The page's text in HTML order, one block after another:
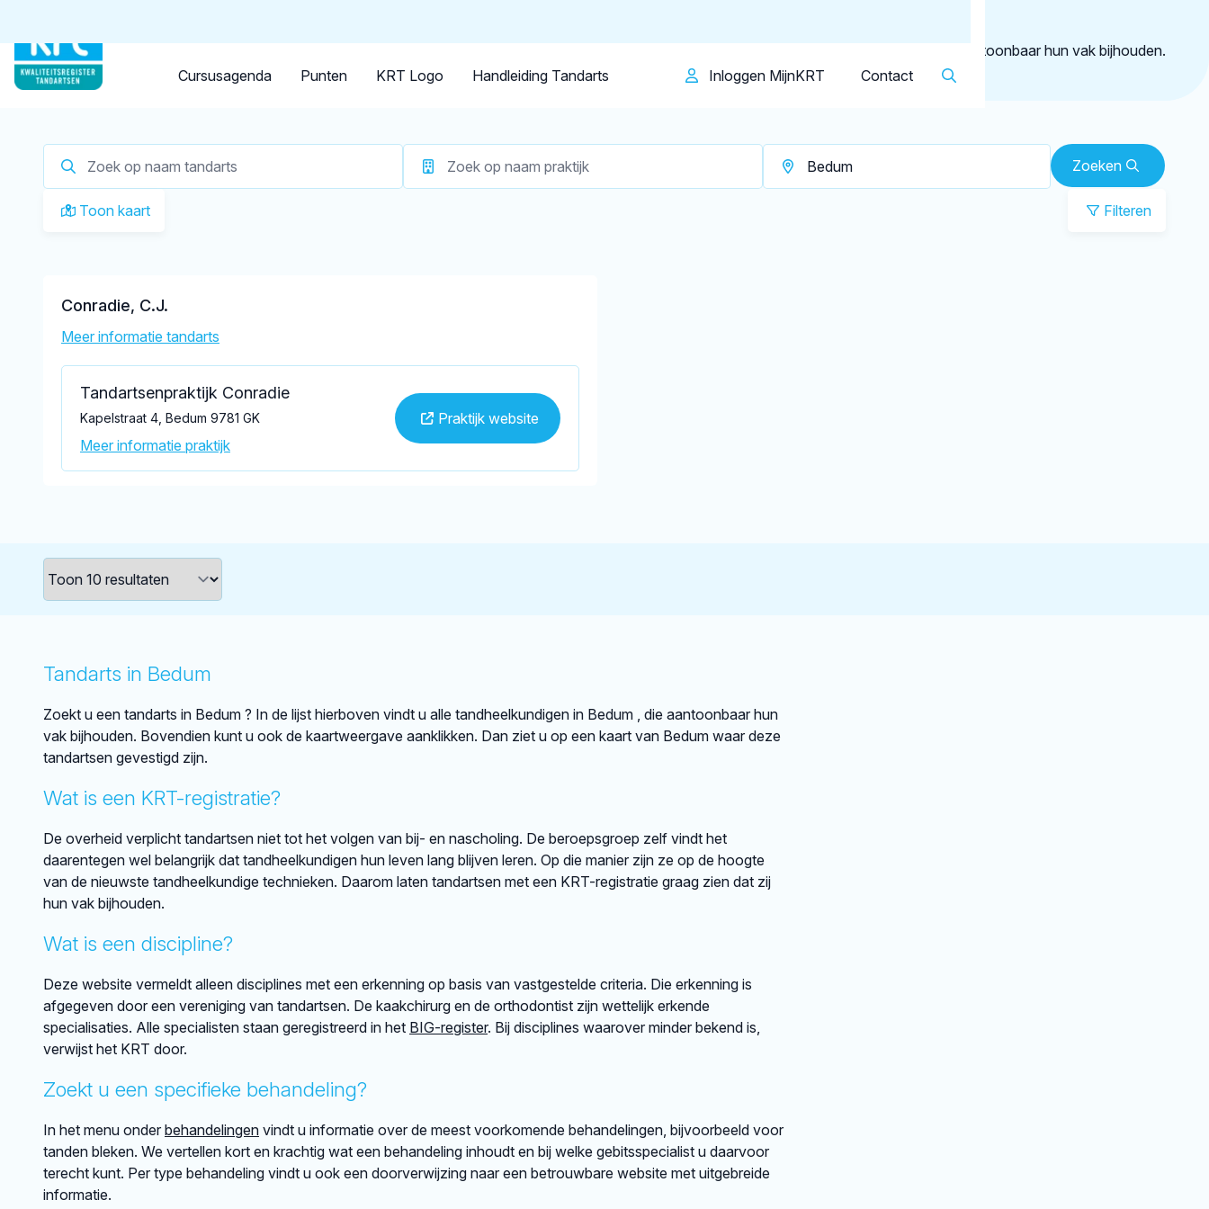
Cursusagenda Punten KRT Logo Handleiding Tandarts Inloggen MijnKRT Contact
Je zoekt een geregistreerd die aantoonbaar hun vak bijhouden.
Zoeken
Toon kaart Filteren
Conradie, C.J.
Meer informatie tandarts
Tandartsenpraktijk Conradie
Kapelstraat 4, Bedum 9781 GK
Meer informatie praktijk
Praktijk website
Tandarts in Bedum
Zoekt u een tandarts in Bedum ? In de lijst hierboven vindt u alle tandheelkundigen in Bedum , die aantoonbaar hun
vak bijhouden. Bovendien kunt u ook de kaartweergave aanklikken. Dan ziet u op een kaart van Bedum waar deze
tandartsen gevestigd zijn.
Wat is een KRT-registratie?
De overheid verplicht tandartsen niet tot het volgen van bij- en nascholing. De beroepsgroep zelf vindt het
daarentegen wel belangrijk dat tandheelkundigen hun leven lang blijven leren. Op die manier zijn ze op de hoogte
van de nieuwste tandheelkundige technieken. Daarom laten tandartsen met een KRT-registratie graag zien dat zij
hun vak bijhouden.
Wat is een discipline?
Deze website vermeldt alleen disciplines met een erkenning op basis van vastgestelde criteria. Die erkenning is
afgegeven door een vereniging van tandartsen. De kaakchirurg en de orthodontist zijn wettelijk erkende
specialisaties. Alle specialisten staan geregistreerd in het BIG-register. Bij disciplines waarover minder bekend is,
verwijst het KRT door.
Zoekt u een specifieke behandeling?
In het menu onder behandelingen vindt u informatie over de meest voorkomende behandelingen, bijvoorbeeld voor
tanden bleken. We vertellen kort en krachtig wat een behandeling inhoudt en bij welke gebitsspecialist u daarvoor
terecht kunt. Per type behandeling vindt u ook een doorverwijzing naar een betrouwbare website met uitgebreide
informatie.